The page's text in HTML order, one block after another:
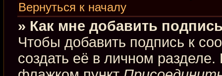
Вернуться к началу
» Как мне добавить
Чтобы добавить подпись к
создать её в личном